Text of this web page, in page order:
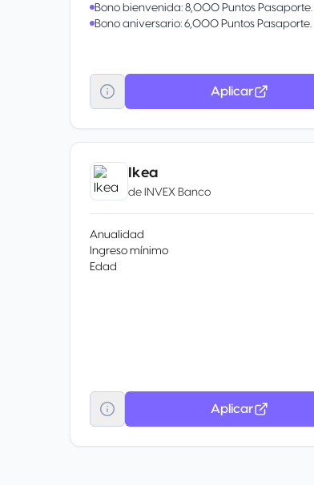
Bono bienvenida: 8,000 Puntos Pasaporte.
Bono aniversario: 6,000 Puntos Pasaporte.
Aplicar
Ikea
de INVEX Banco
Anualidad
Ingreso mínimo
Edad
Aplicar